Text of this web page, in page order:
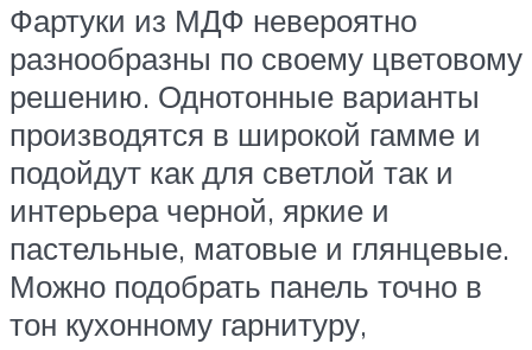
Фартуки из МДФ невероятно
разнообразны по своему цветовому
решению. Однотонные варианты
производятся в широкой гамме и
подойдут как для светлой так и
интерьера черной, яркие и
пастельные, матовые и глянцевые.
Можно подобрать панель точно в
тон кухонному гарнитуру,